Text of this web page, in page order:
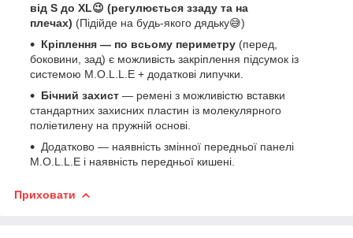
від S до XL😉 (регулюється ззаду та на
плечах) (Підійде на будь-якого дядьку😅)
Кріплення — по всьому периметру (перед,
боковини, зад) є можливість закріплення підсумок із
системою M.O.L.L.E + додаткові липучки.
Бічний захист — ремені з можливістю вставки
стандартних захисних пластин із молекулярного
поліетилену на пружній основі.
Додатково — наявність змінної передньої панелі
M.O.L.L.E і наявність передньої кишені.
Приховати